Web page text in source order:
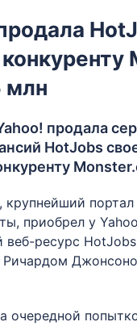
млн
продала
HotJobs
крупнейший
приобрел у
веб-ресурс
очередной